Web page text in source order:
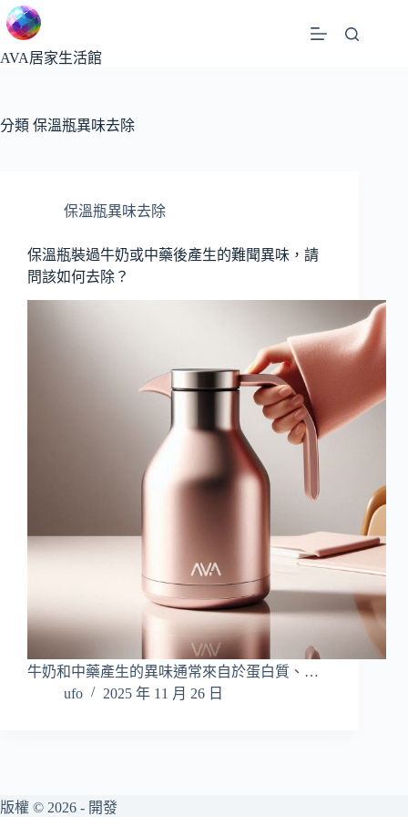
跳
至
主
容
AVA居家生活館
分類 保溫瓶異味去除
保溫瓶異味去除
保溫瓶裝過牛奶或中藥後產生的難聞異味，請
問該如何去除？
牛奶和中藥產生的異味通常來自於蛋白質、…
ufo
2025 年 11 月 26 日
版權 © 2026 - 開發